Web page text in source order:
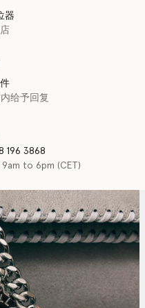
器
给予回复
196 3868
to 6pm (CET)